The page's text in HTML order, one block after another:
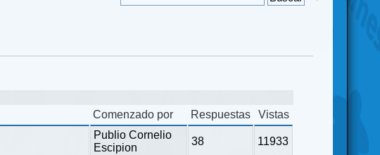
Comenzado por Respuestas Vistas
Publio Cornelio
Escipion
38 11933